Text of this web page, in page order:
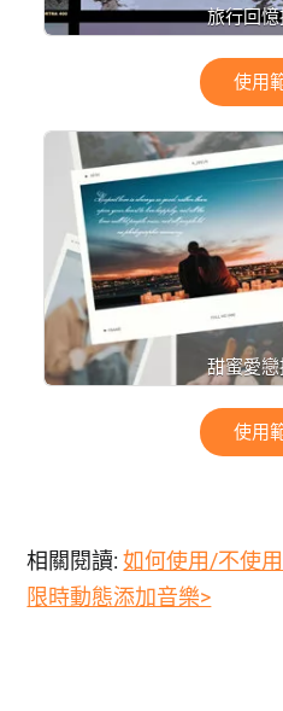
旅行回
使用
甜蜜愛
使用
相關閱讀:如何使用/不使
限時動態添加音樂>